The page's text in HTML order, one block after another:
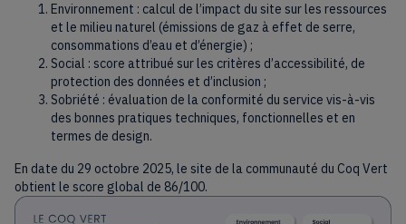
Environnement : calcul de l’impact du site sur les ressources
et le milieu naturel (émissions de gaz à effet de serre,
consommations d’eau et d’énergie) ;
Social : score attribué sur les critères d’accessibilité, de
protection des données et d’inclusion ;
Sobriété : évaluation de la conformité du service vis-à-vis
des bonnes pratiques techniques, fonctionnelles et en
termes de design.
En date du 29 octobre 2025, le site de la communauté du Coq Vert
obtient le score global de 86/100.